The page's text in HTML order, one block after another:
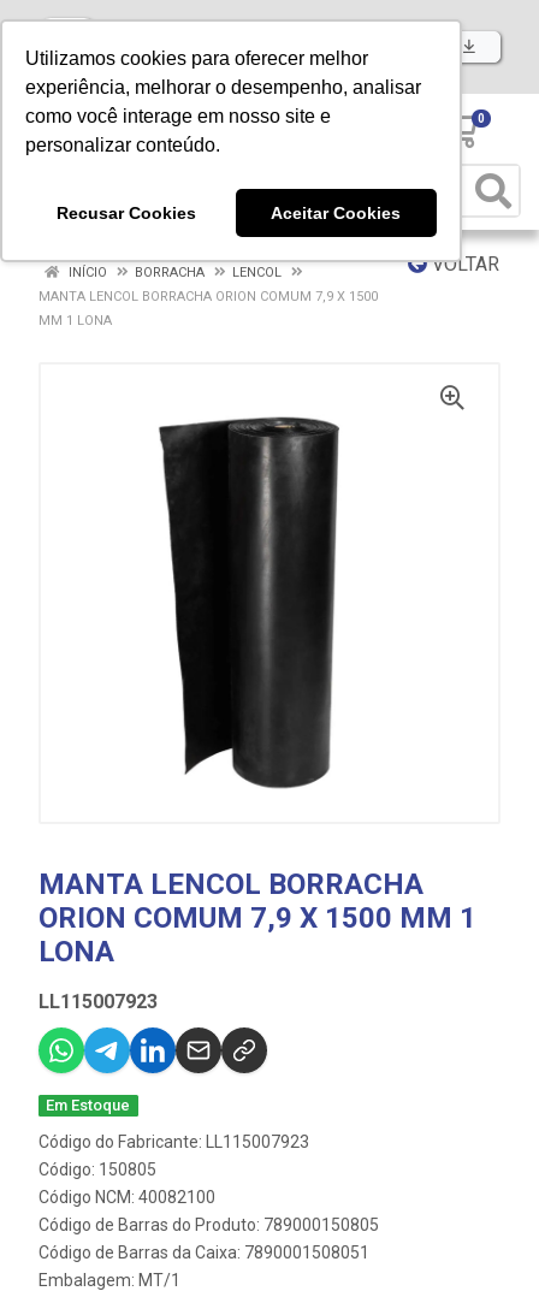
Utilizamos cookies para oferecer melhor
experiência, melhorar o desempenho, analisar
como você interage em nosso site e
personalizar conteúdo.
Recusar Cookies Aceitar Cookies
Baixe já nosso APP
0
VOLTAR
INÍCIO BORRACHA
LENCOL
MANTA LENCOL BORRACHA ORION COMUM 7,9 X 1500
MM 1 LONA
MANTA LENCOL BORRACHA
ORION COMUM 7,9 X 1500 MM 1
LONA
LL115007923
Em Estoque
Código do Fabricante: LL115007923
Código: 150805
Código NCM: 40082100
Código de Barras do Produto: 789000150805
Código de Barras da Caixa: 7890001508051
Embalagem: MT/1